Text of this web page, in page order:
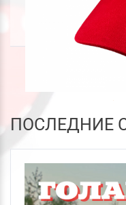
Кепка Jig It
ПОСЛЕДНИЕ